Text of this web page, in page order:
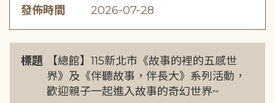
發佈時間 2026-07-28
標題
【總館】115新北市《故事的裡的五感世
界》及《伴聽故事，伴長大》系列活動，
歡迎親子一起進入故事的奇幻世界~